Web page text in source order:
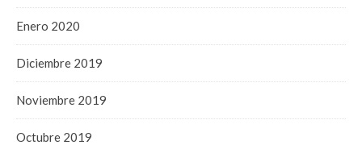
Enero 2020
Diciembre 2019
Noviembre 2019
Octubre 2019